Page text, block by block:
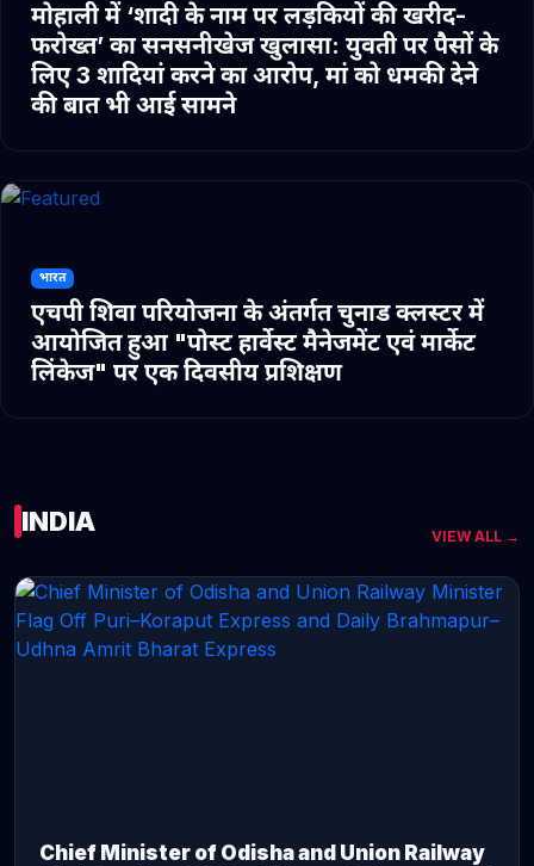
मोहाली में ‘शादी के नाम पर लड़कियों की खरीद-
फरोख्त’ का सनसनीखेज खुलासा: युवती पर पैसों के
लिए 3 शादियां करने का आरोप, मां को धमकी देने
की बात भी आई सामने
भारत
एचपी शिवा परियोजना के अंतर्गत चुनाड क्लस्टर में
आयोजित हुआ "पोस्ट हार्वेस्ट मैनेजमेंट एवं मार्केट
लिंकेज" पर एक दिवसीय प्रशिक्षण
INDIA VIEW ALL →
Chief Minister of Odisha and Union Railway